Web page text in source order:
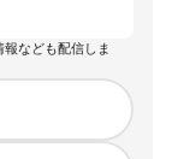
報なども配信しま